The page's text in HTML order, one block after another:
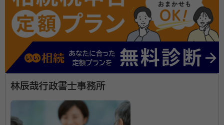
まの遺言後見まで。 兵庫県行政書士会理事、相続契約専門部会委員長、神
戸市役所市民相談員などを歴任。現兵庫県行政書士会神戸支部支部長。
当事務所は、地下鉄海岸線和田岬駅より徒歩1分で好ア
クセスです。 「相続は、故人の思いや遺族の思いを大切
にしていかなければならない」との気持ちを第一に、決
して流れ作業でははなく、一人ひとりの話に耳を傾けな
がら問題を解決しております。 依頼者様に寄り添い20
年。多くの経験と実績で相続の問題に丁寧に対応させ
ていただきます。
資格等：行政書士
林辰哉行政書士事務所